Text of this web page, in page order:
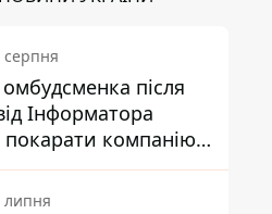
серпня
після
Інформатора
покарати компанію-
ПриватБанку
липня